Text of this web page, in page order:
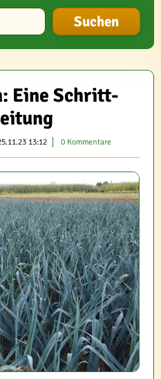
Eine Schritt-
13:12 0 Kommentare